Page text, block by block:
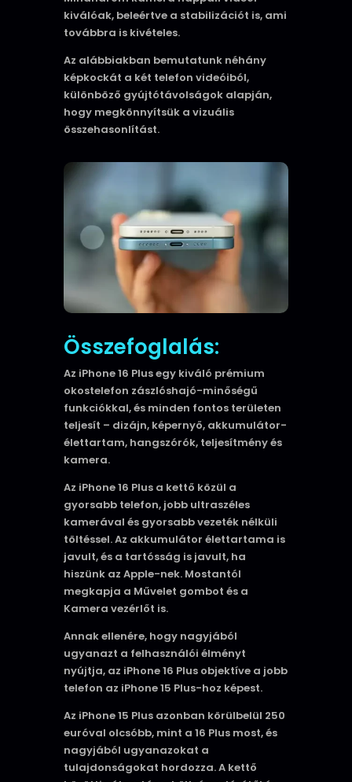
kiválóak, beleértve a stabilizációt is, ami
továbbra is kivételes.
Az alábbiakban bemutatunk néhány
képkockát a két telefon videóiból,
különböző gyújtótávolságok alapján,
hogy megkönnyítsük a vizuális
összehasonlítást.
Összefoglalás:
Az iPhone 16 Plus egy kiváló prémium
okostelefon zászlóshajó-minőségű
funkciókkal, és minden fontos területen
teljesít – dizájn, képernyő, akkumulátor-
élettartam, hangszórók, teljesítmény és
kamera.
Az iPhone 16 Plus a kettő közül a
gyorsabb telefon, jobb ultraszéles
kamerával és gyorsabb vezeték nélküli
töltéssel. Az akkumulátor élettartama is
javult, és a tartósság is javult, ha
hiszünk az Apple-nek. Mostantól
megkapja a Művelet gombot és a
Kamera vezérlőt is.
Annak ellenére, hogy nagyjából
ugyanazt a felhasználói élményt
nyújtja, az iPhone 16 Plus objektíve a jobb
telefon az iPhone 15 Plus-hoz képest.
Az iPhone 15 Plus azonban körülbelül 250
euróval olcsóbb, mint a 16 Plus most, és
nagyjából ugyanazokat a
tulajdonságokat hordozza. A kettő